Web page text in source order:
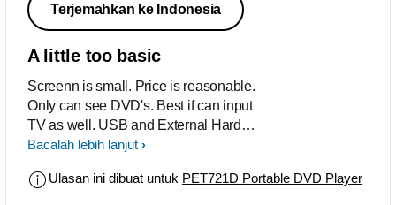
Terjemahkan ke Indonesia
A little too basic
Screenn is small. Price is reasonable.
Only can see DVD's. Best if can input
TV as well. USB and External Hard
Disk is the current trend, thus, introduce
attraction. Provide bigger screen and
Bacalah lebih lanjut
Ulasan ini dibuat untuk PET721D Portable DVD Player